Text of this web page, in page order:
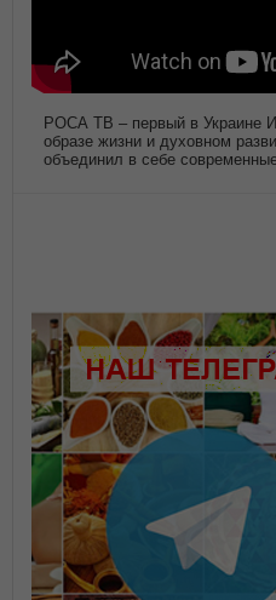
РОСА ТВ – первый в Украине
образе жизни и духовном
объединил в себе